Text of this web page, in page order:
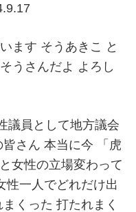
ます そうあきこ と
うさんだよ よろし
議員として地方議会
さん 本当に今 「虎
女性の立場変わって
性一人でどれだけ出
くった 打たれまく